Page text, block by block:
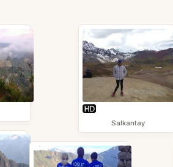
Salkantay